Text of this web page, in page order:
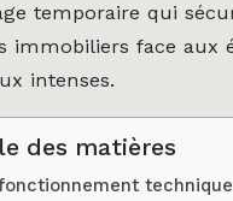
temporaire qui
immobiliers face aux
intenses.
des matières